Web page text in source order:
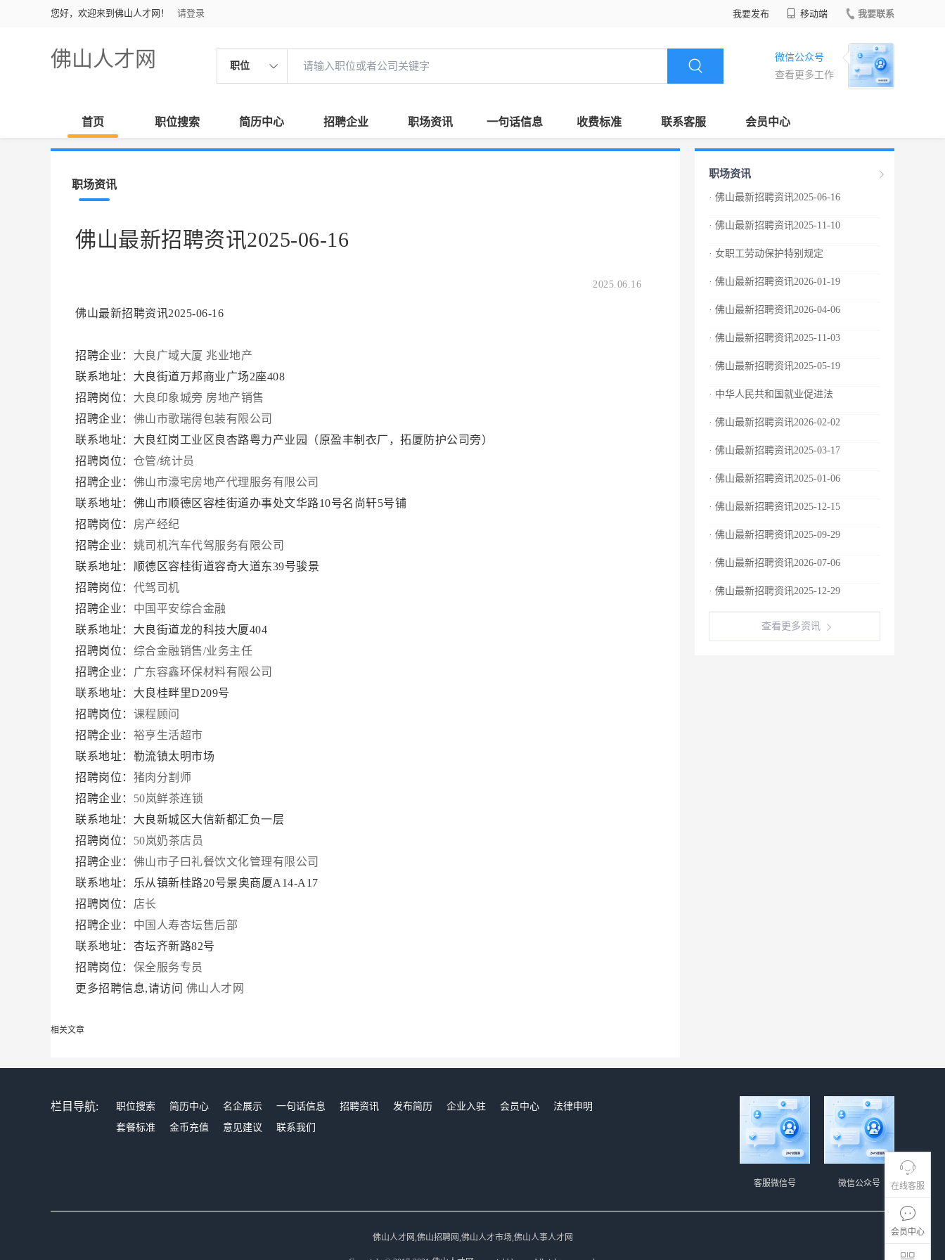
您好，欢迎来到佛山人才网！ 请登录 我要发布 移动端 我要联系
佛山人才网 职位
微信公众号
查看更多工作
首页 职位搜索 简历中心 招聘企业 职场资讯 一句话信息 收费标准 联系客服 会员中心
在线客服
会员中心
职场资讯
佛山最新招聘资讯2025-06-16
2025.06.16
佛山最新招聘资讯2025-06-16
招聘企业： 大良广域大厦 兆业地产
联系地址：大良街道万邦商业广场2座408
招聘岗位： 大良印象城旁 房地产销售
招聘企业： 佛山市歌瑞得包装有限公司
联系地址：大良红岗工业区良杏路粤力产业园（原盈丰制衣厂，拓厦防护公司旁）
招聘岗位： 仓管/统计员
招聘企业： 佛山市濠宅房地产代理服务有限公司
联系地址：佛山市顺德区容桂街道办事处文华路10号名尚轩5号铺
招聘岗位： 房产经纪
招聘企业： 姚司机汽车代驾服务有限公司
联系地址：顺德区容桂街道容奇大道东39号骏景
招聘岗位： 代驾司机
招聘企业： 中国平安综合金融
联系地址：大良街道龙的科技大厦404
招聘岗位： 综合金融销售/业务主任
招聘企业： 广东容鑫环保材料有限公司
联系地址：大良桂畔里D209号
招聘岗位： 课程顾问
招聘企业： 裕亨生活超市
联系地址：勒流镇太明市场
招聘岗位： 猪肉分割师
招聘企业： 50岚鲜茶连锁
联系地址：大良新城区大信新都汇负一层
招聘岗位： 50岚奶茶店员
招聘企业： 佛山市子曰礼餐饮文化管理有限公司
联系地址：乐从镇新桂路20号景奥商厦A14-A17
招聘岗位： 店长
招聘企业： 中国人寿杏坛售后部
联系地址：杏坛齐新路82号
招聘岗位： 保全服务专员
更多招聘信息,请访问 佛山人才网
相关文章
职场资讯
· 佛山最新招聘资讯2025-06-16
· 佛山最新招聘资讯2025-11-10
· 女职工劳动保护特别规定
· 佛山最新招聘资讯2026-01-19
· 佛山最新招聘资讯2026-04-06
· 佛山最新招聘资讯2025-11-03
· 佛山最新招聘资讯2025-05-19
· 中华人民共和国就业促进法
· 佛山最新招聘资讯2026-02-02
· 佛山最新招聘资讯2025-03-17
· 佛山最新招聘资讯2025-01-06
· 佛山最新招聘资讯2025-12-15
· 佛山最新招聘资讯2025-09-29
· 佛山最新招聘资讯2026-07-06
· 佛山最新招聘资讯2025-12-29
查看更多资讯
栏目导航: 职位搜索 简历中心 名企展示 一句话信息 招聘资讯 发布简历 企业入驻 会员中心
法律申明
套餐标准
金币充值 意见建议 联系我们
微信公众号
客服微信号
佛山人才网,佛山招聘网,佛山人才市场,佛山人事人才网